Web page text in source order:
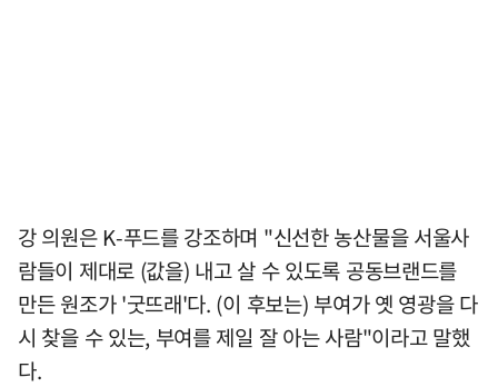
강 의원은 K-푸드를 강조하며 "신선한 농산물을 서울사
람들이 제대로 (값을) 내고 살 수 있도록 공동브랜드를
만든 원조가 '굿뜨래'다. (이 후보는) 부여가 옛 영광을 다
시 찾을 수 있는, 부여를 제일 잘 아는 사람"이라고 말했
다.